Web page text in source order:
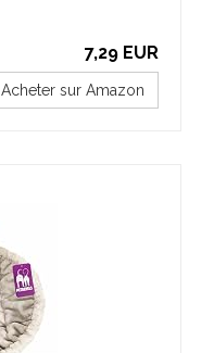
7,29 EUR
Acheter sur Amazon